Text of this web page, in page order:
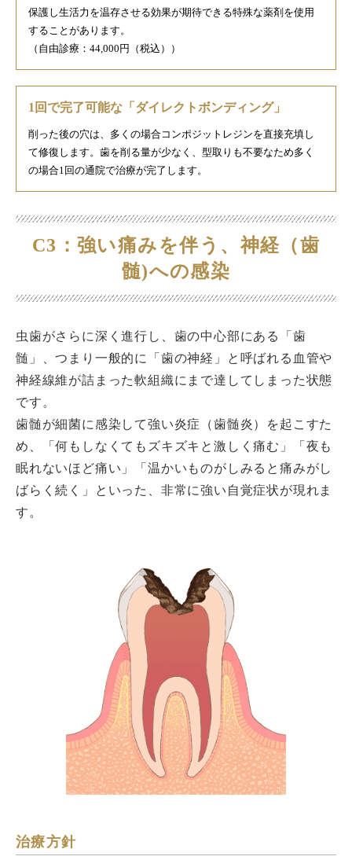
保護し生活力を温存させる効果が期待できる特殊な薬剤を使用
することがあります。
（自由診療：44,000円（税込））
1回で完了可能な「ダイレクトボンディング」
削った後の穴は、多くの場合コンポジットレジンを直接充填し
て修復します。歯を削る量が少なく、型取りも不要なため多く
の場合1回の通院で治療が完了します。
C3：強い痛みを伴う、神経（歯
髄)への感染
虫歯がさらに深く進行し、歯の中心部にある「歯
髄」、つまり一般的に「歯の神経」と呼ばれる血管や
神経線維が詰まった軟組織にまで達してしまった状態
です。
歯髄が細菌に感染して強い炎症（歯髄炎）を起こすた
め、「何もしなくてもズキズキと激しく痛む」「夜も
眠れないほど痛い」「温かいものがしみると痛みがし
ばらく続く」といった、非常に強い自覚症状が現れま
す。
治療方針